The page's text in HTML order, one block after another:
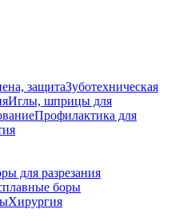
защитаЗуботехническая
Иглы, шприцы для
Профилактика для
для разрезания
боры
Хирургия